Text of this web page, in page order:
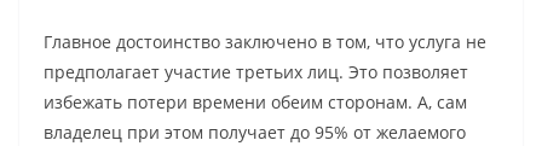
Главное достоинство заключено в том, что услуга не
предполагает участие третьих лиц. Это позволяет
избежать потери времени обеим сторонам. А, сам
владелец при этом получает до 95% от желаемого